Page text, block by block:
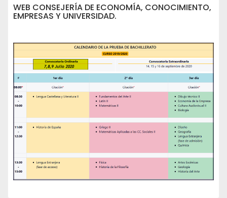
WEB CONSEJERÍA DE ECONOMÍA, CONOCIMIENTO,
EMPRESAS Y UNIVERSIDAD.